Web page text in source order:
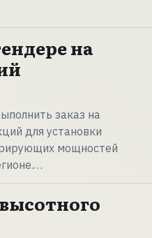
на
заказ на
для установки
мощностей